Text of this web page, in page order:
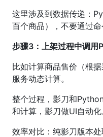
这里涉及到数据传递：
百个商品），不要通过命
步骤3：上架过程中调用
比如计算商品售价（根
服务动态计算。
整个过程，影刀和
和计算，影刀做UI自动化
效率对比：纯影刀版本